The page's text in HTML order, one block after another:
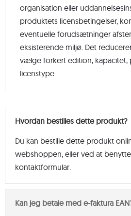
organisation eller
produktets licensbetingelser,
eventuelle forudsætninger
eksisterende miljø. Det
vælge forkert edition, kapacitet,
licenstype.
Hvordan bestilles dette produkt?
Du kan bestille dette produkt
webshoppen, eller ved at
kontaktformular.
Kan jeg betale med e-faktura